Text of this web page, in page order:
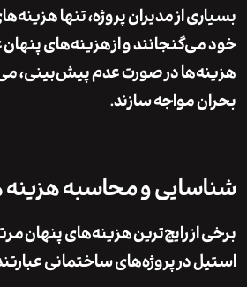
از مدیران پروژه، تنها هزینه‌های
و ازهزینه‌های پنهانغافل
در صورت عدم پیش‌بینی، می‌توانند
مواجه سازند.
و محاسبه هزینه های
رایج‌ترینهزینه‌های پنهانمرتبط با
در پروژه‌های ساختمانی عبارتند از: